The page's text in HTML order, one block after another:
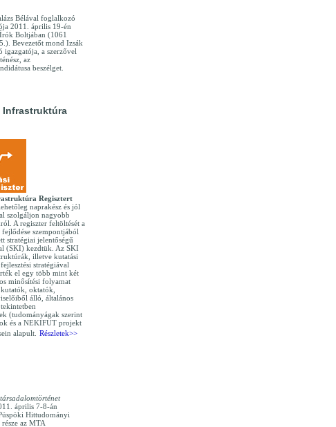
Bélával foglalkozó
2011. április 19-én
Boltjában (1061
Bevezetőt mond Izsák
igazgatója, a szerzővel
az
beszélget.
Infrastruktúra
Regisztert
naprakész és jól
szolgáljon nagyobb
A regiszter feltöltését a
fejlődése szempontjából
stratégiai jelentőségű
(SKI) kezdtük. Az SKI
illetve kutatási
stratégiával
el egy több mint két
minősítési folyamat
oktatók,
álló, általános
(tudományágak szerint
és a NEKIFUT projekt
alapult. Részletek>>
április 7-8-án
Hittudományi
az MTA